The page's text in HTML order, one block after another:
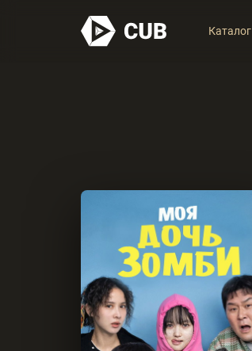
Каталог